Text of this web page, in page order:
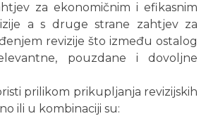
za ekonomičnim i efikasnim
a s druge strane zahtjev za
revizije što između ostalog
pouzdane i dovoljne
prilikom prikupljanja revizijskih
ili u kombinaciji su: